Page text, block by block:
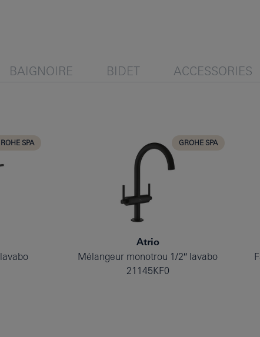
BAIGNOIRE BIDET ACCESSORIES
SPA GROHE SPA
Atrio
Mélangeur monotrou 1/2″ lavabo
21145KF0